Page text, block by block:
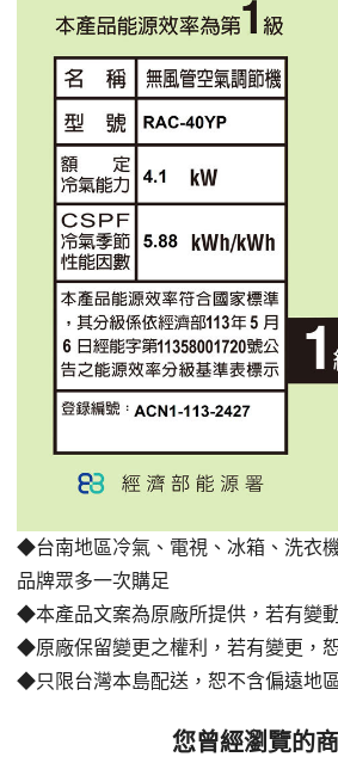
◆台南地區冷氣、電視、冰箱、洗衣
品牌眾多一次購足
◆本產品文案為原廠所提供，若有變
◆原廠保留變更之權利，若有變更，
◆只限台灣本島配送，恕不含偏遠地
您曾經瀏覽的